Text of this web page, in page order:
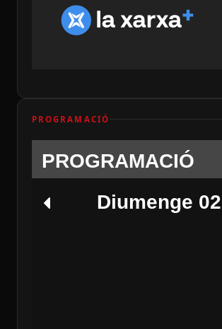
PROGRAMACIÓ
PROGRAMACIÓ
Diumenge 02